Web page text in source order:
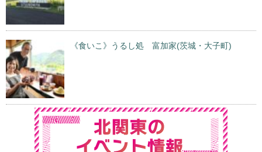
《食いこ》うるし処 富加家(茨城・大子町)